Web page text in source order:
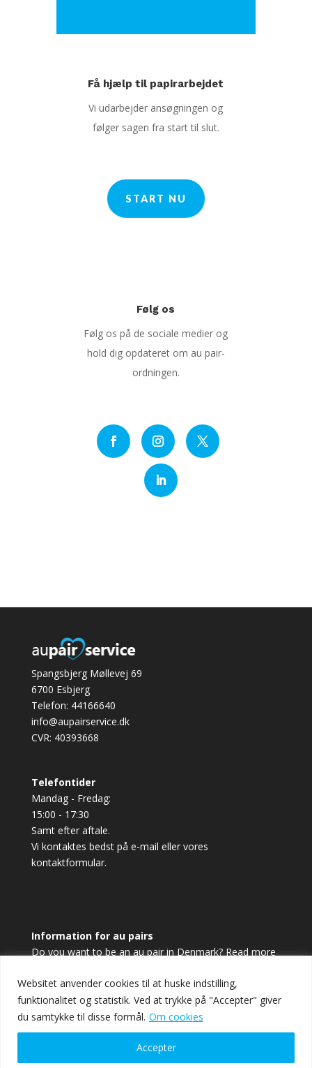
Websitet anvender cookies til at huske indstilling,
funktionalitet og statistik. Ved at trykke på "Accepter" giver
du samtykke til disse formål. Om cookies
Accepter
Få hjælp til papirarbejdet
Vi udarbejder ansøgningen og
følger sagen fra start til slut.
START NU
Følg os
Følg os på de sociale medier og
hold dig opdateret om au pair-
ordningen.
Spangsbjerg Møllevej 69
6700 Esbjerg
Telefon: 44166640
info@aupairservice.dk
CVR: 40393668
Telefontider
Mandag - Fredag:
15:00 - 17:30
Samt efter aftale.
Vi kontaktes bedst på e-mail eller vores
kontaktformular.
Information for au pairs
Do you want to be an au pair in Denmark? Read more
Sign up